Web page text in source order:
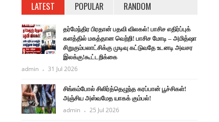
LATEST POPULAR RANDOM
தர்மேந்திர பிரதான் பதவி விலகல்! பாசிச எதிர்ப்புக்
களத்தில் மகத்தான வெற்றி! பாசிச மோடி – அமித்ஷா
சிறுகும்பலாட்சிக்கு முடிவு கட்டுவதே உடனடி அவசர
இலக்கு!கூட்டறிக்கை
admin 31 Jul 2026
சிங்கம்போல் சிலிர்த்தெழுந்த கரப்பான் பூச்சிகள்!
அஞ்சிய அஸ்வமேத யாகக் கும்பல்!
admin 25 Jul 2026